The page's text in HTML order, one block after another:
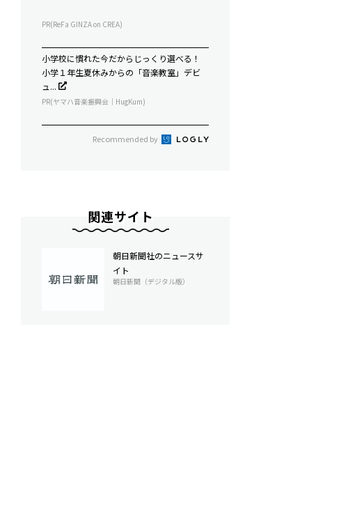
PR(ReFa GINZA on CREA)
小学校に慣れた今だからじっくり選べる！
小学１年生夏休みからの「音楽教室」デビ
ュ...
PR(ヤマハ音楽振興会｜HugKum)
Recommended by
関連サイト
朝日新聞社のニュースサ
イト
朝日新聞（デジタル版）